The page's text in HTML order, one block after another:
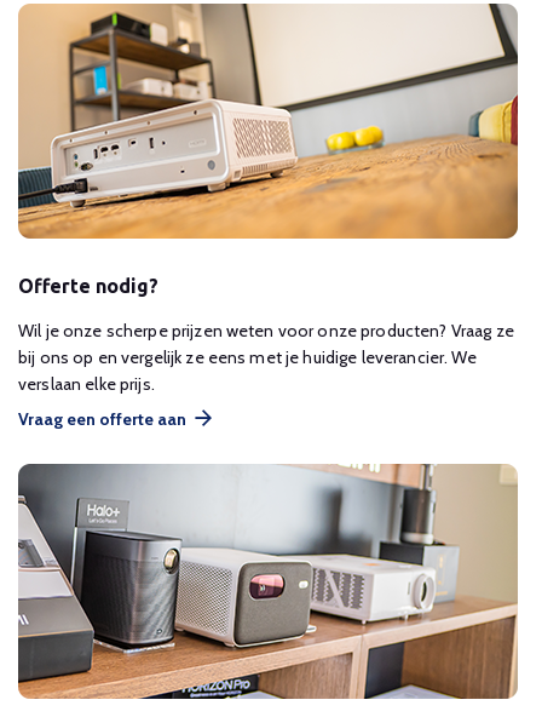
Offerte nodig?
Wil je onze scherpe prijzen weten voor onze producten? Vraag ze
bij ons op en vergelijk ze eens met je huidige leverancier. We
verslaan elke prijs.
Vraag een offerte aan